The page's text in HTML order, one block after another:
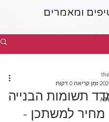
תשומות הבנייה
מחיר למשתכן -
זמן קריאה 0 דקות
ומאמרים